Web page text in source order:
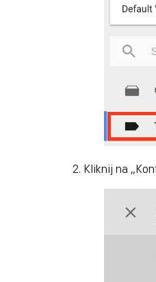
Kliknij na